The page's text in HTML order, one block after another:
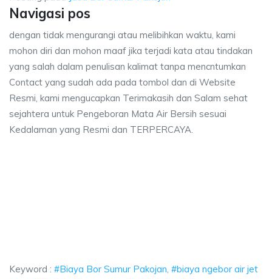
Navigasi pos
dengan tidak mengurangi atau melibihkan waktu, kami
mohon diri dan mohon maaf jika terjadi kata atau tindakan
yang salah dalam penulisan kalimat tanpa mencntumkan
Contact yang sudah ada pada tombol dan di Website
Resmi, kami mengucapkan Terimakasih dan Salam sehat
sejahtera untuk Pengeboran Mata Air Bersih sesuai
Kedalaman yang Resmi dan TERPERCAYA.
Keyword : #Biaya Bor Sumur Pakojan, #biaya ngebor air jet